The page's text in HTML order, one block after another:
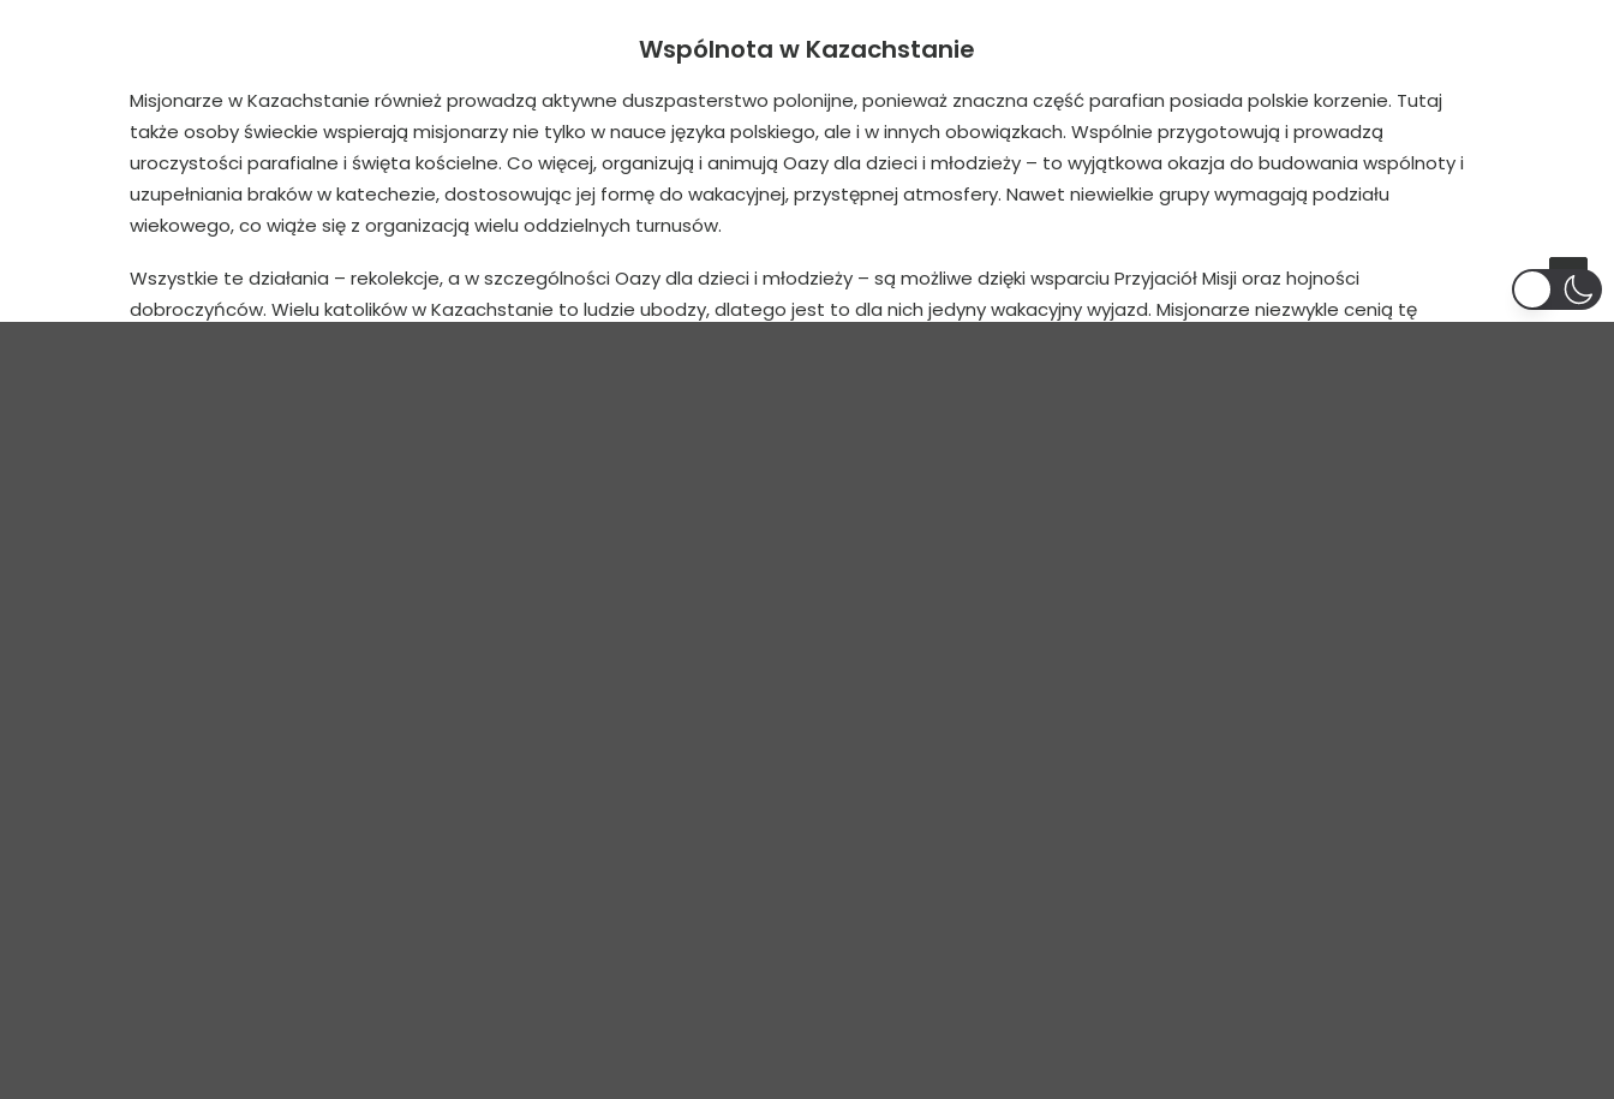
Wspólnota w Kazachstanie
Misjonarze w Kazachstanie również prowadzą aktywne duszpasterstwo polonijne, ponieważ znaczna część parafian posiada polskie korzenie. Tutaj
także osoby świeckie wspierają misjonarzy nie tylko w nauce języka polskiego, ale i w innych obowiązkach. Wspólnie przygotowują i prowadzą
uroczystości parafialne i święta kościelne. Co więcej, organizują i animują Oazy dla dzieci i młodzieży – to wyjątkowa okazja do budowania wspólnoty i
uzupełniania braków w katechezie, dostosowując jej formę do wakacyjnej, przystępnej atmosfery. Nawet niewielkie grupy wymagają podziału
wiekowego, co wiąże się z organizacją wielu oddzielnych turnusów.
Wszystkie te działania – rekolekcje, a w szczególności Oazy dla dzieci i młodzieży – są możliwe dzięki wsparciu Przyjaciół Misji oraz hojności
dobroczyńców. Wielu katolików w Kazachstanie to ludzie ubodzy, dlatego jest to dla nich jedyny wakacyjny wyjazd. Misjonarze niezwykle cenią tę